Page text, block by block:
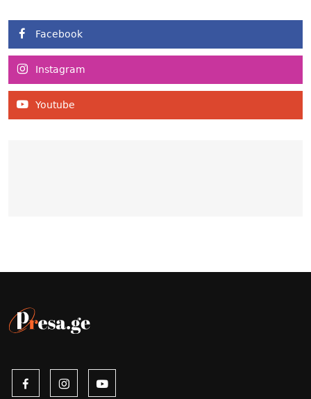
Facebook
Instagram
Youtube